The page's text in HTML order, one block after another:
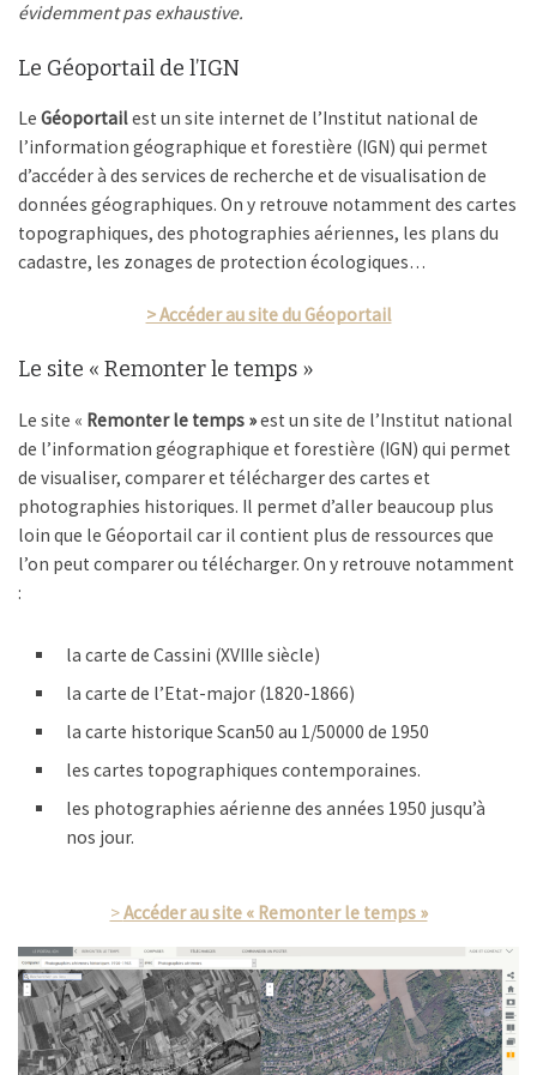
évidemment pas exhaustive.
Le Géoportail de l’IGN
Le Géoportailest un site internet de l’Institut national de
l’information géographique et forestière (IGN) qui permet
d’accéder à des services de recherche et de visualisation de
données géographiques. On y retrouve notamment des cartes
topographiques, des photographies aériennes, les plans du
cadastre, les zonages de protection écologiques…
> Accéder au site du Géoportail
Le site « Remonter le temps »
Le site « Remonter le temps »est un site de l’Institut national
de l’information géographique et forestière (IGN) qui permet
de visualiser, comparer et télécharger des cartes et
photographies historiques. Il permet d’aller beaucoup plus
loin que le Géoportail car il contient plus de ressources que
l’on peut comparer ou télécharger. On y retrouve notamment
:
la carte de Cassini (XVIIIe siècle)
la carte de l’Etat-major (1820-1866)
la carte historique Scan50 au 1/50000 de 1950
les cartes topographiques contemporaines.
les photographies aérienne des années 1950 jusqu’à
nos jour.
>Accéder au site « Remonter le temps »